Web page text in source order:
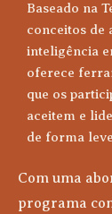
Baseado na
conceitos de
inteligência
oferece
que os
aceitem e
de forma
Com uma
programa